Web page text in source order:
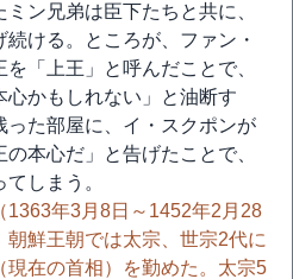
ン兄弟は臣下たちと共に、
ける。ところが、ファン・
「上王」と呼んだことで、
心かもしれない」と油断す
った部屋に、イ・スクポンが
本心だ」と告げたことで、
しまう。
年3月8日～1452年2月28
朝鮮王朝では太宗、世宗2代に
在の首相）を勤めた。太宗5